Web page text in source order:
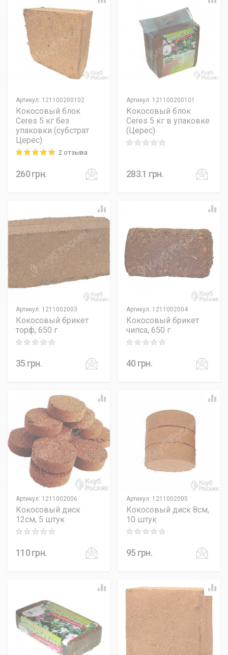
Артикул: 121100200102
Кокосовый блок
Ceres 5 кг без
упаковки (субстрат
Церес)
Rating: 5 out of 52 отзыва
260грн.
Артикул: 121100200101
Кокосовый блок
Ceres 5 кг в упаковке
(Церес)
Rating: 0 out of 5
283.1 грн.
Артикул: 1211002003
Кокосовый брикет
торф, 650 г
Rating: 0 out of 5
35 грн.
Артикул: 1211002004
Кокосовый брикет
чипса, 650 г
Rating: 0 out of 5
40 грн.
Артикул: 1211002006
Кокосовый диск
12см, 5 штук
Rating: 0 out of 5
110грн.
Артикул: 1211002005
Кокосовый диск 8см,
10 штук
Rating: 0 out of 5
95 грн.